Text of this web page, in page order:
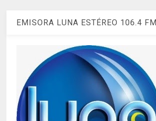
EMISORA LUNA ESTÉREO 106.4 FM